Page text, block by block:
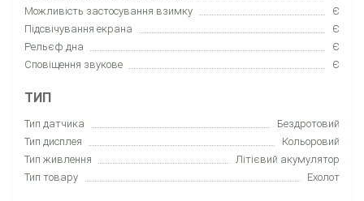
Можливість застосування взимку
Є
Підсвічування екрана
Є
Рельєф дна
Є
Сповіщення звукове
Є
ТИП
Тип датчика
Бездротовий
Тип дисплея
Кольоровий
Тип живлення
Літієвий акумулятор
Тип товару
Еxолот